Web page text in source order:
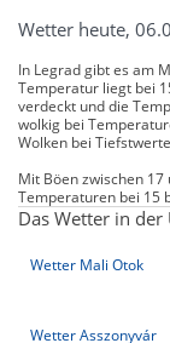
Wetter heute,
In Legrad gibt es am
Temperatur liegt bei
verdeckt und die
wolkig bei
Wolken bei
Mit Böen zwischen
Temperaturen bei 15
Das Wetter in der
Wetter Mali Otok
Wetter Asszonyvár